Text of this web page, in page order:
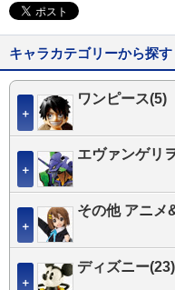
キャラカテゴリーから探す
＋
ワンピース(5)
＋
エヴァンゲリ
＋
その他 アニメ
＋
ディズニー(23)